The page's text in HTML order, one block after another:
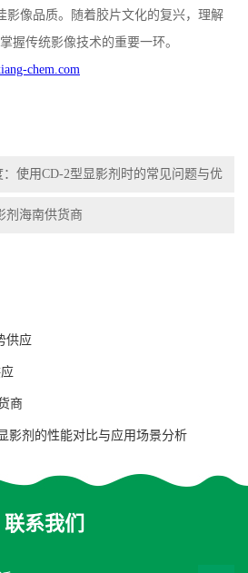
影像品质。随着胶片文化的复兴，理解
握传统影像技术的重要一环。
chem.com
使用CD-2型显影剂时的常见问题与优
剂海南供货商
供应
商
影剂的性能对比与应用场景分析
联系我们